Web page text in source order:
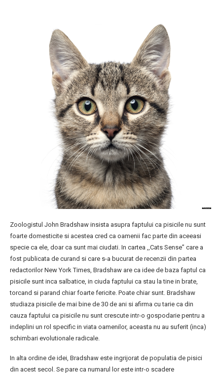
Zoologistul John Bradshaw insista asupra faptului ca pisicile nu sunt
foarte domesticite si acestea cred ca oamenii fac parte din aceeasi
specie ca ele, doar ca sunt mai ciudati. In cartea ,,Cats Sense” care a
fost publicata de curand si care s-a bucurat de recenzii din partea
redactorilor New York Times, Bradshaw are ca idee de baza faptul ca
pisicile sunt inca salbatice, in ciuda faptului ca stau la tine in brate,
torcand si parand chiar foarte fericite. Poate chiar sunt. Bradshaw
studiaza pisicile de mai bine de 30 de ani si afirma cu tarie ca din
cauza faptului ca pisicile nu sunt crescute intr-o gospodarie pentru a
indeplini un rol specific in viata oamenilor, aceasta nu au suferit (inca)
schimbari evolutionale radicale.
In alta ordine de idei, Bradshaw este ingrijorat de populatia de pisici
din acest secol. Se pare ca numarul lor este intr-o scadere